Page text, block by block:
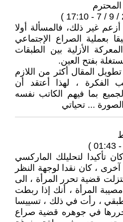
غير ذلك، فالمسألة أولا
بعملية الصراع الإجتماعي
الأزلية بين الطبقات
بفتح العين.
تطويل المقال أكثر من اللازم
، لهذا أعتقد أن
بما فيهم الكاتب نفسه
... تحياتي
تأكيدا لتحليلك الماركسي
، كان نقدا لوجهة النظر
قضية تحرر المرأة ، الى
المرأة ، أنك إذا ربطت
، رأت في ذلك ، تسييسا
في جوهره قضية صراع